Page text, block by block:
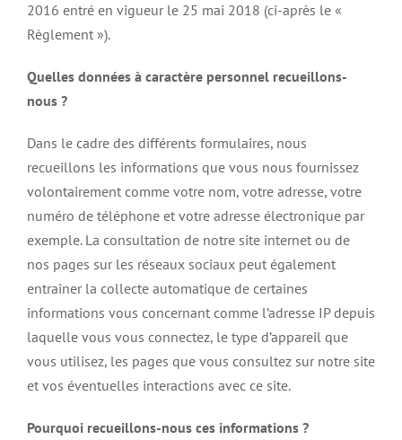
2016 entré en vigueur le 25 mai 2018 (ci-après le «
Règlement »).
Quelles données à caractère personnel recueillons-
nous ?
Dans le cadre des différents formulaires, nous
recueillons les informations que vous nous fournissez
volontairement comme votre nom, votre adresse, votre
numéro de téléphone et votre adresse électronique par
exemple. La consultation de notre site internet ou de
nos pages sur les réseaux sociaux peut également
entraîner la collecte automatique de certaines
informations vous concernant comme l’adresse IP depuis
laquelle vous vous connectez, le type d’appareil que
vous utilisez, les pages que vous consultez sur notre site
et vos éventuelles interactions avec ce site.
Pourquoi recueillons-nous ces informations ?